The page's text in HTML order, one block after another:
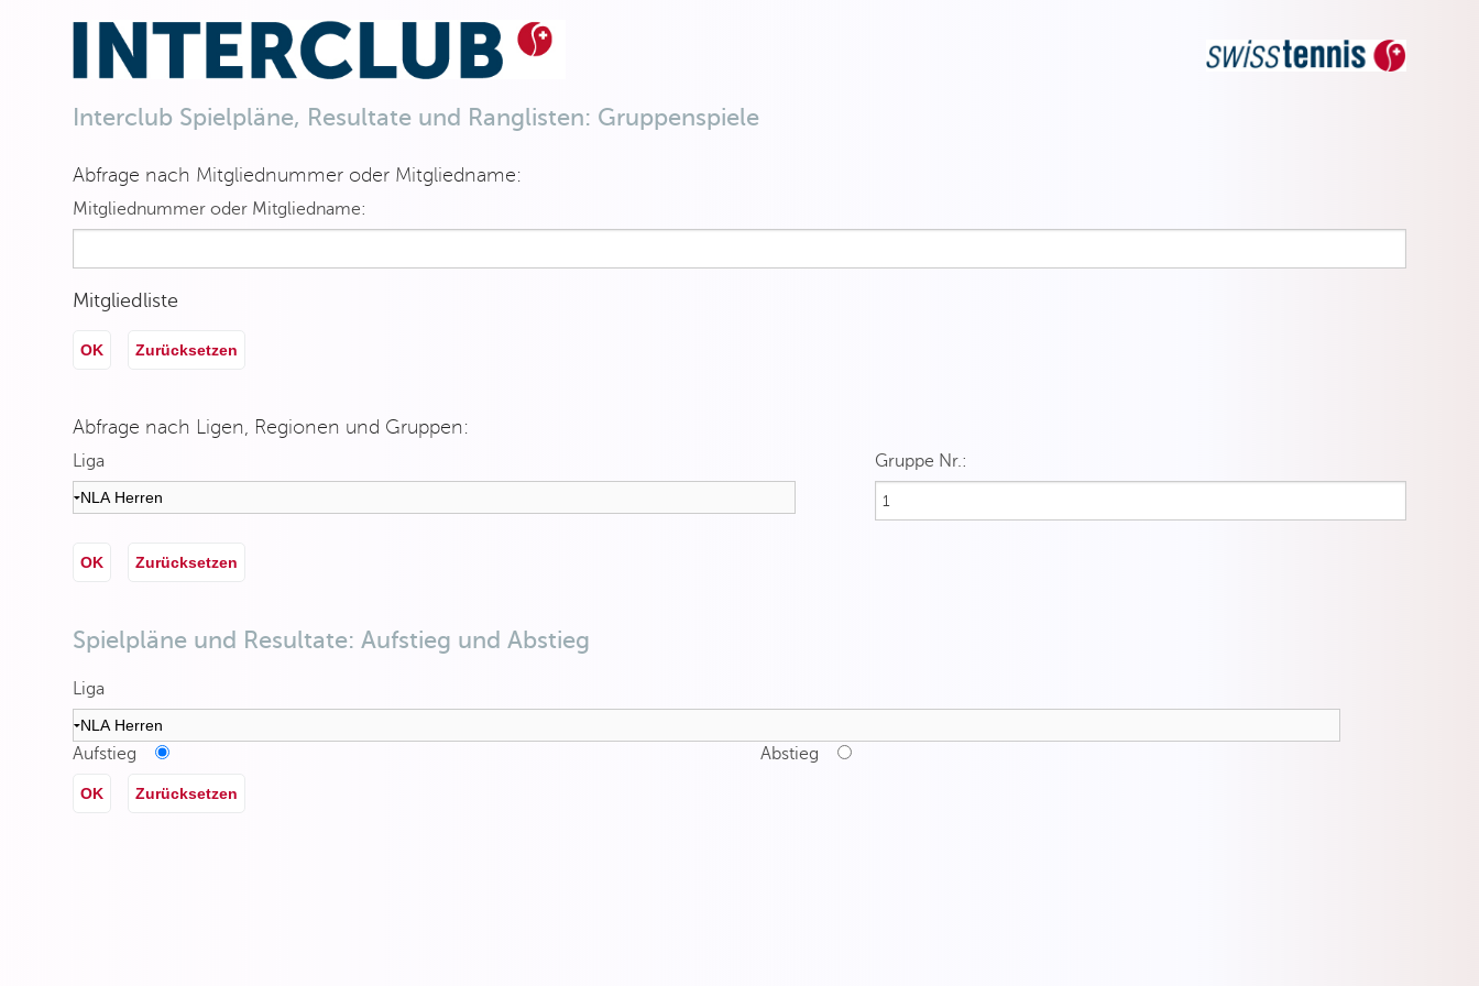
Interclub Spielpläne, Resultate und Ranglisten: Gruppenspiele
Abfrage nach Mitgliednummer oder Mitgliedname:
Mitgliednummer oder Mitgliedname:
Mitgliedliste
OK Zurücksetzen
Abfrage nach Ligen, Regionen und Gruppen:
Liga Gruppe Nr.:
OK Zurücksetzen
Spielpläne und Resultate: Aufstieg und Abstieg
Liga
Aufstieg Abstieg
OK Zurücksetzen